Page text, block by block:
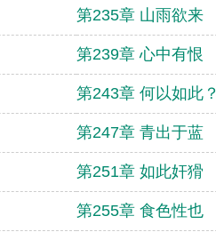
第235章 山雨欲来
第239章 心中有恨
第243章 何以如此？
第247章 青出于蓝
第251章 如此奸猾
第255章 食色性也